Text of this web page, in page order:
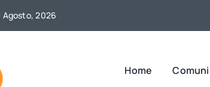
Agosto, 2026
Home Comuni